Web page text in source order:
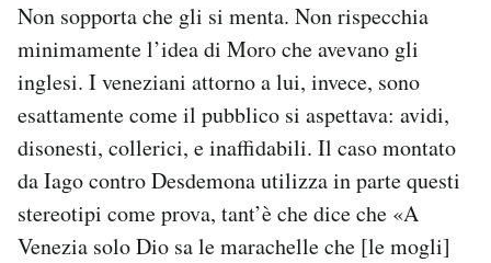
Non sopporta che gli si menta. Non rispecchia
minimamente l’idea di Moro che avevano gli
inglesi. I veneziani attorno a lui, invece, sono
esattamente come il pubblico si aspettava: avidi,
disonesti, collerici, e inaffidabili. Il caso montato
da Iago contro Desdemona utilizza in parte questi
stereotipi come prova, tant’è che dice che «A
Venezia solo Dio sa le marachelle che [le mogli]